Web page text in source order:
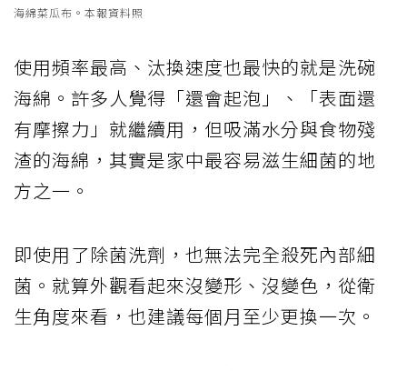
海綿菜瓜布。本報資料照
使用頻率最高、汰換速度也最快的就是洗碗
海綿。許多人覺得「還會起泡」、「表面還
有摩擦力」就繼續用，但吸滿水分與食物殘
渣的海綿，其實是家中最容易滋生細菌的地
方之一。
即使用了除菌洗劑，也無法完全殺死內部細
菌。就算外觀看起來沒變形、沒變色，從衛
生角度來看，也建議每個月至少更換一次。